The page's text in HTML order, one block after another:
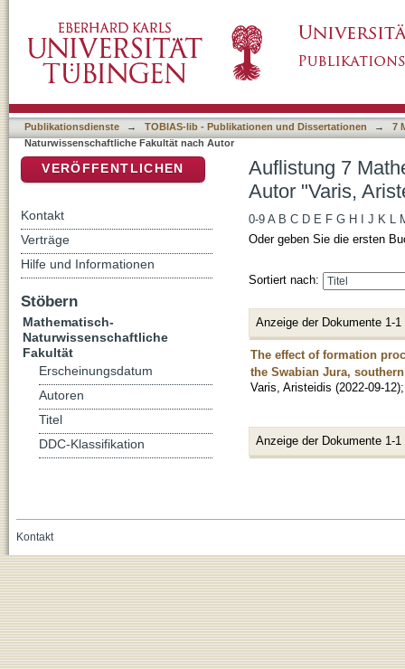
Publikationsdienste → TOBIAS-lib - Publikationen und Dissertationen →
7
Naturwissenschaftliche Fakultät nach Autor
Auflistung 7
Autor "Varis,
0-9 A B C D E F G H J K L
Oder geben Sie die ersten
Sortiert nach:
Anzeige der Dokumente 1-1
The effect of formation
the Swabian Jura,
Varis, Aristeidis (2022-09-12)
Anzeige der Dokumente 1-1
VERÖFFENTLICHEN
Kontakt
Verträge
Hilfe und Informationen
Stöbern
Mathematisch-
Naturwissenschaftliche
Fakultät
Erscheinungsdatum
Autoren
Titel
DDC-Klassifikation
Kontakt